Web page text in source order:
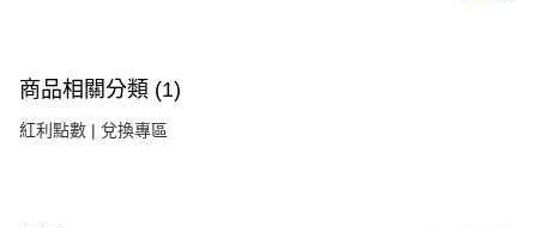
商品相關分類 (1)
紅利點數 | 兌換專區